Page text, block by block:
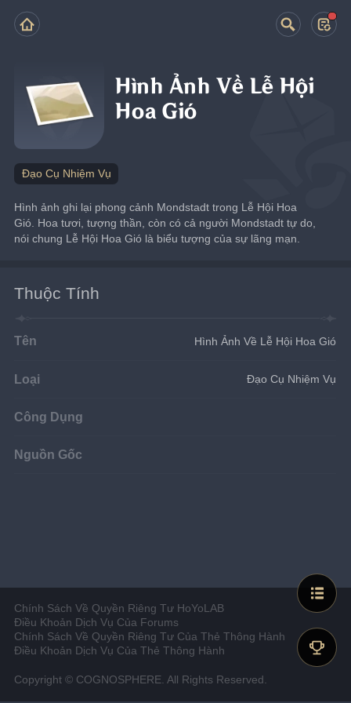
Hình Ảnh Về Lễ Hội
Hoa Gió
Đạo Cụ Nhiệm Vụ
Hình ảnh ghi lại phong cảnh Mondstadt trong Lễ Hội Hoa
Gió. Hoa tươi, tượng thần, còn có cả người Mondstadt tự do,
nói chung Lễ Hội Hoa Gió là biểu tượng của sự lãng mạn.
Thuộc Tính
Tên Hình Ảnh Về Lễ Hội Hoa Gió
Loại Đạo Cụ Nhiệm Vụ
Công Dụng
Nguồn Gốc
Chính Sách Về Quyền Riêng Tư HoYoLAB
Điều Khoản Dịch Vụ Của Forums
Chính Sách Về Quyền Riêng Tư Của Thẻ Thông Hành
Điều Khoản Dịch Vụ Của Thẻ Thông Hành
Copyright © COGNOSPHERE. All Rights Reserved.